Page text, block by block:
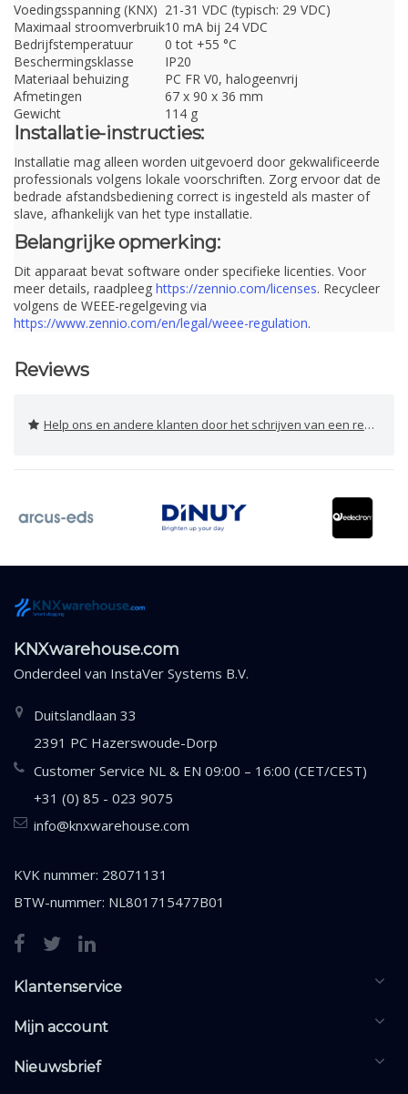
Voedingsspanning (KNX) 21-31 VDC (typisch: 29 VDC)
Maximaal stroomverbruik10 mA bij 24 VDC
Bedrijfstemperatuur
0 tot +55 °C
Beschermingsklasse
IP20
Materiaal behuizing
PC FR V0, halogeenvrij
Afmetingen
67 x 90 x 36 mm
Gewicht
114 g
Installatie-instructies:
Installatie mag alleen worden uitgevoerd door gekwalificeerde
professionals volgens lokale voorschriften. Zorg ervoor dat de
bedrade afstandsbediening correct is ingesteld als master of
slave, afhankelijk van het type installatie.
Belangrijke opmerking:
Dit apparaat bevat software onder specifieke licenties. Voor
meer details, raadpleeg https://zennio.com/licenses. Recycleer
volgens de WEEE-regelgeving via
https://www.zennio.com/en/legal/weee-regulation.
Reviews
Help ons en andere klanten door het schrijven van een review
KNXwarehouse.com
Onderdeel van InstaVer Systems B.V.
Duitslandlaan 33
2391 PC Hazerswoude-Dorp
Customer Service NL & EN 09:00 – 16:00 (CET/CEST)
+31 (0) 85 - 023 9075
info@knxwarehouse.com
KVK nummer: 28071131
BTW-nummer: NL801715477B01
Klantenservice
Mijn account
Nieuwsbrief